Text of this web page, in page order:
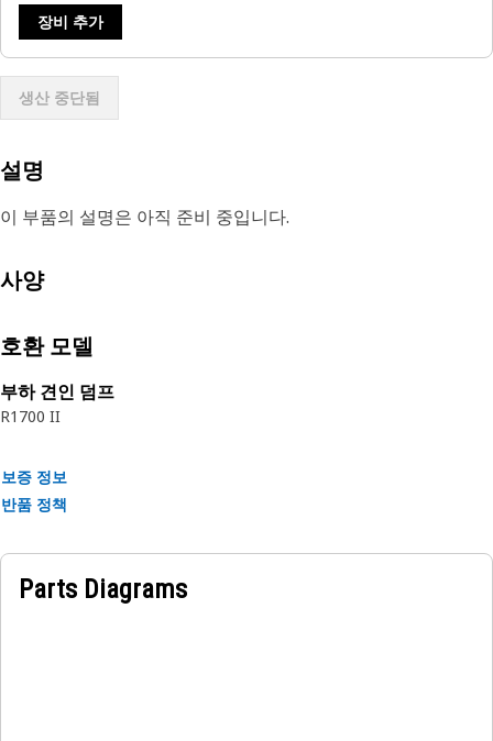
장비 추가
생산 중단됨
설명
이 부품의 설명은 아직 준비 중입니다.
사양
호환 모델
부하 견인 덤프
R1700 II
보증 정보
반품 정책
Parts Diagrams